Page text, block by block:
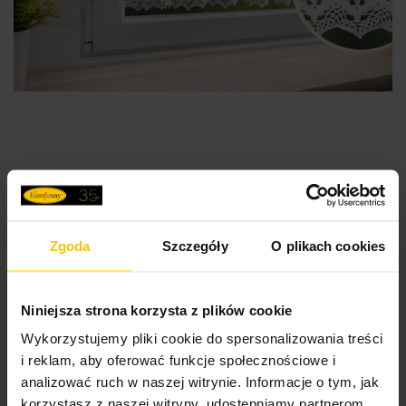
Zgoda Szczegóły O plikach cookies
Niniejsza strona korzysta z plików cookie
Wykorzystujemy pliki cookie do spersonalizowania treści
i reklam, aby oferować funkcje społecznościowe i
analizować ruch w naszej witrynie. Informacje o tym, jak
Zazdrostka biała z matowej tkaniny z koronką 150x30
48,45 zł
Promocja Nowość